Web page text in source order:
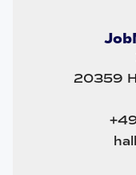
20359